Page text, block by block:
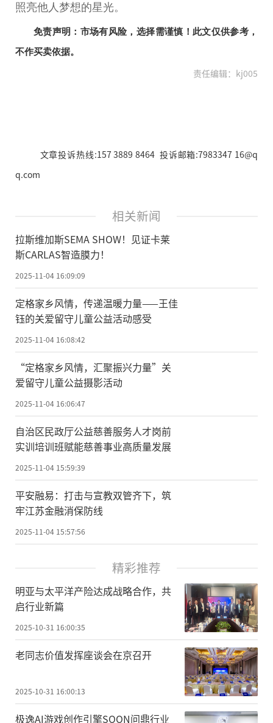
照亮他人梦想的星光。
免责声明：市场有风险，选择需谨慎！此文仅供参考，
不作买卖依据。
责任编辑：kj005
文章投诉热线:157 3889 8464 投诉邮箱:7983347 16@q
q.com
相关新闻
拉斯维加斯SEMA SHOW！见证卡莱
斯CARLAS智造膜力！
2025-11-04 16:09:09
定格家乡风情，传递温暖力量——王佳
钰的关爱留守儿童公益活动感受
2025-11-04 16:08:42
“定格家乡风情，汇聚振兴力量”关
爱留守儿童公益摄影活动
2025-11-04 16:06:47
自治区民政厅公益慈善服务人才岗前
实训培训班赋能慈善事业高质量发展
2025-11-04 15:59:39
平安融易：打击与宣教双管齐下，筑
牢江苏金融消保防线
2025-11-04 15:57:56
精彩推荐
明亚与太平洋产险达成战略合作，共
启行业新篇
2025-10-31 16:00:35
老同志价值发挥座谈会在京召开
2025-10-31 16:00:13
极逸AI游戏创作引擎SOON问鼎行业